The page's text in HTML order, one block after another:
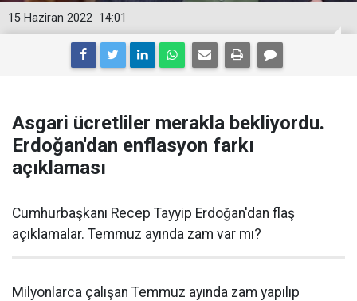
14:01
15 Haziran 2022
Asgari ücretliler merakla bekliyordu.
Erdoğan'dan enflasyon farkı
açıklaması
Cumhurbaşkanı Recep Tayyip Erdoğan'dan flaş
açıklamalar. Temmuz ayında zam var mı?
Milyonlarca çalışan Temmuz ayında zam yapılıp